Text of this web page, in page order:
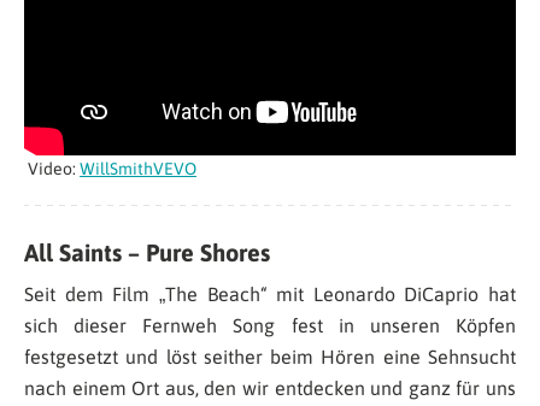
Video: WillSmithVEVO
All Saints – Pure Shores
Seit dem Film „The Beach“ mit Leonardo DiCaprio hat
sich dieser Fernweh Song fest in unseren Köpfen
festgesetzt und löst seither beim Hören eine Sehnsucht
nach einem Ort aus, den wir entdecken und ganz für uns